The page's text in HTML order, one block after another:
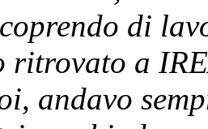
di
ritrovato a
andavo